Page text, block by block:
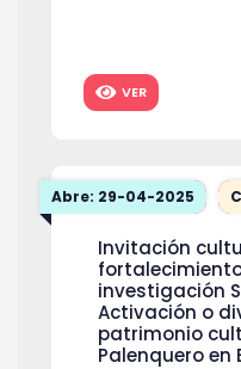
VER
Abre: 29-04-2025
Invitación
investigación
Activación o
patrimonio
Palenquero en